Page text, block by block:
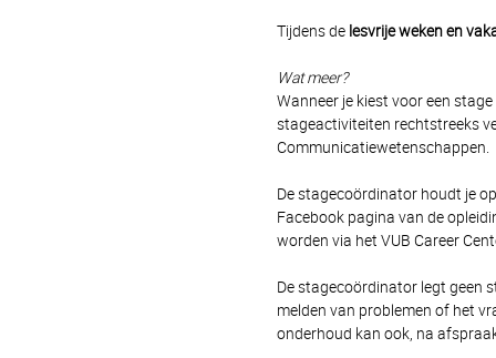
Tijdens de lesvrije weken en
Wat meer?
Wanneer je kiest voor een
stageactiviteiten rechtstreeks
Communicatiewetenschappen.
De stagecoördinator houdt je
Facebook pagina van de
worden via het VUB Career
De stagecoördinator legt geen
melden van problemen of het
onderhoud kan ook, na